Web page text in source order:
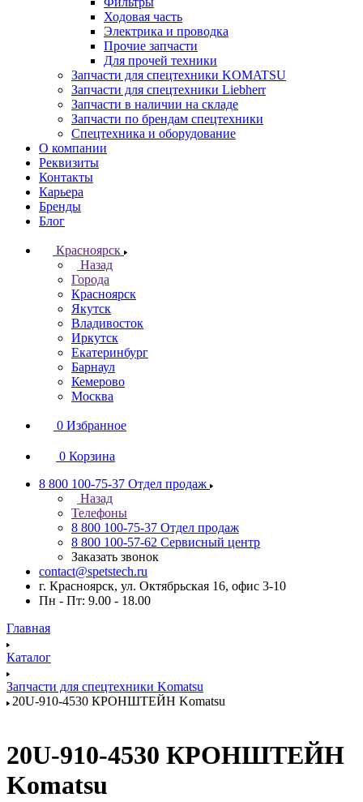
Ходовая часть
Электрика и проводка
Прочие запчасти
Для прочей техники
Запчасти для спецтехники KOMATSU
Запчасти для спецтехники Liebherr
Запчасти в наличии на складе
Запчасти по брендам спецтехники
Спецтехника и оборудование
О компании
Реквизиты
Контакты
Карьера
Бренды
Блог
Красноярск
Назад
Города
Красноярск
Якутск
Владивосток
Иркутск
Екатеринбург
Барнаул
Кемерово
Москва
0 Избранное
0 Корзина
8 800 100-75-37 Отдел продаж
Назад
Телефоны
8 800 100-75-37 Отдел продаж
8 800 100-57-62 Сервисный центр
Заказать звонок
contact@spetstech.ru
г. Красноярск, ул. Октябрьская 16, офис 3-10
Пн - Пт: 9.00 - 18.00
Главная
Каталог
Запчасти для спецтехники Komatsu
20U-910-4530 КРОНШТЕЙН Komatsu
20U-910-4530 КРОНШТЕЙН
Komatsu